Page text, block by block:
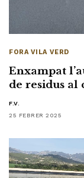
FORA VILA VERD
Enxampat
de residus
F.V.
25 FEBRER 2025